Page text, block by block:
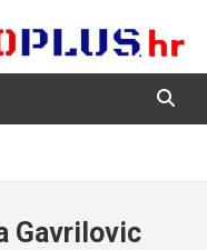
Gavrilovic